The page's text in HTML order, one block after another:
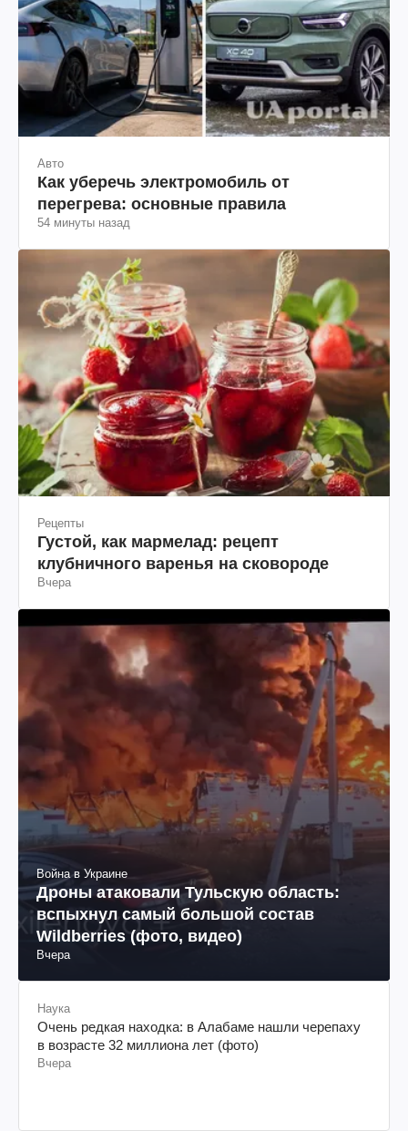
Авто
Как уберечь электромобиль от
перегрева: основные правила
54 минуты назад
Рецепты
Густой, как мармелад: рецепт
клубничного варенья на сковороде
Вчера
Война в Украине
Дроны атаковали Тульскую область:
вспыхнул самый большой состав
Wildberries (фото, видео)
Вчера
Наука
Очень редкая находка: в Алабаме нашли черепаху
в возрасте 32 миллиона лет (фото)
Вчера